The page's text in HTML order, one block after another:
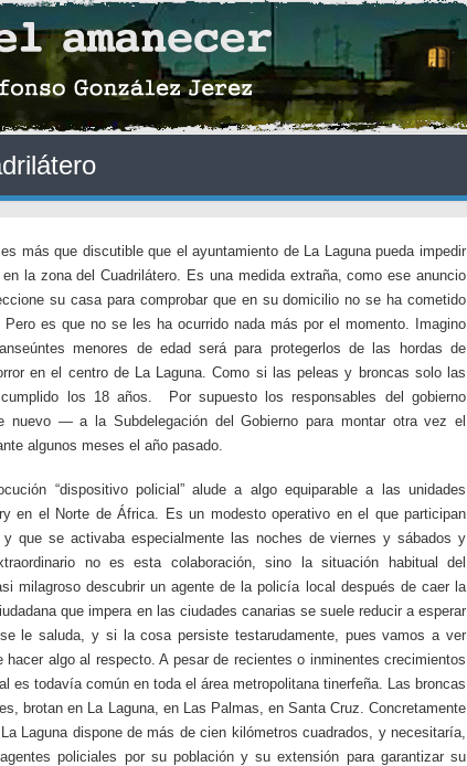
más que discutible que el ayuntamiento de La Laguna pueda impedir
en la zona del Cuadrilátero. Es una medida extraña, como ese anuncio
su casa para comprobar que en su domicilio no se ha cometido
Pero es que no se les ha ocurrido nada más por el momento. Imagino
menores de edad será para protegerlos de las hordas de
en el centro de La Laguna. Como si las peleas y broncas solo las
los 18 años. Por supuesto los responsables del gobierno
nuevo — a la Subdelegación del Gobierno para montar otra vez el
algunos meses el año pasado.
“dispositivo policial” alude a algo equiparable a las unidades
en el Norte de África. Es un modesto operativo en el que participan
que se activaba especialmente las noches de viernes y sábados y
no es esta colaboración, sino la situación habitual del
milagroso descubrir un agente de la policía local después de caer la
que impera en las ciudades canarias se suele reducir a esperar
le saluda, y si la cosa persiste testarudamente, pues vamos a ver
algo al respecto. A pesar de recientes o inminentes crecimientos
es todavía común en toda el área metropolitana tinerfeña. Las broncas
brotan en La Laguna, en Las Palmas, en Santa Cruz. Concretamente
Laguna dispone de más de cien kilómetros cuadrados, y necesitaría,
policiales por su población y su extensión para garantizar su